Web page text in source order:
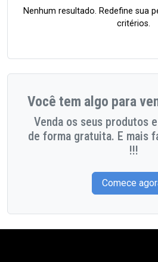
Nenhum resultado. Redefine sua
critérios.
Você tem algo para
Venda os seus produtos
de forma gratuita. E mais
!!!
Comece